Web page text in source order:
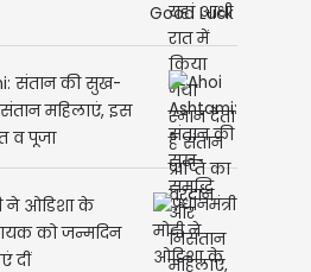
यहां आधी रात में
देता है संतान प्राप्ति
संतान की सुख-
महिलाएं, इस
ने ओडिशा के